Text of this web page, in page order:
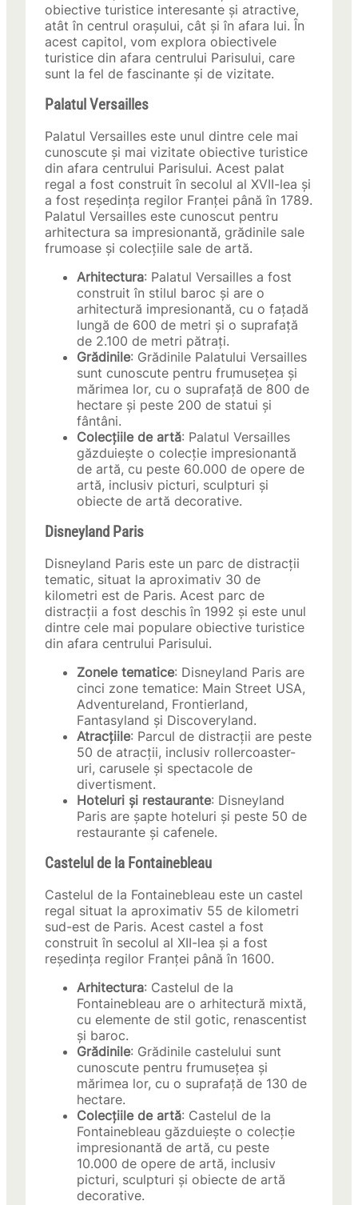
obiective turistice interesante și atractive,
atât în centrul orașului, cât și în afara lui. În
acest capitol, vom explora obiectivele
turistice din afara centrului Parisului, care
sunt la fel de fascinante și de vizitate.
Palatul Versailles
Palatul Versailles este unul dintre cele mai
cunoscute și mai vizitate obiective turistice
din afara centrului Parisului. Acest palat
regal a fost construit în secolul al XVII-lea și
a fost reședința regilor Franței până în 1789.
Palatul Versailles este cunoscut pentru
arhitectura sa impresionantă, grădinile sale
frumoase și colecțiile sale de artă.
Arhitectura: Palatul Versailles a fost
construit în stilul baroc și are o
arhitectură impresionantă, cu o fațadă
lungă de 600 de metri și o suprafață
de 2.100 de metri pătrați.
Grădinile: Grădinile Palatului Versailles
sunt cunoscute pentru frumusețea și
mărimea lor, cu o suprafață de 800 de
hectare și peste 200 de statui și
fântâni.
Colecțiile de artă: Palatul Versailles
găzduiește o colecție impresionantă
de artă, cu peste 60.000 de opere de
artă, inclusiv picturi, sculpturi și
obiecte de artă decorative.
Disneyland Paris
Disneyland Paris este un parc de distracții
tematic, situat la aproximativ 30 de
kilometri est de Paris. Acest parc de
distracții a fost deschis în 1992 și este unul
dintre cele mai populare obiective turistice
din afara centrului Parisului.
Zonele tematice: Disneyland Paris are
cinci zone tematice: Main Street USA,
Adventureland, Frontierland,
Fantasyland și Discoveryland.
Atracțiile: Parcul de distracții are peste
50 de atracții, inclusiv rollercoaster-
uri, carusele și spectacole de
divertisment.
Hoteluri și restaurante: Disneyland
Paris are șapte hoteluri și peste 50 de
restaurante și cafenele.
Castelul de la Fontainebleau
Castelul de la Fontainebleau este un castel
regal situat la aproximativ 55 de kilometri
sud-est de Paris. Acest castel a fost
construit în secolul al XII-lea și a fost
reședința regilor Franței până în 1600.
Arhitectura: Castelul de la
Fontainebleau are o arhitectură mixtă,
cu elemente de stil gotic, renascentist
și baroc.
Grădinile: Grădinile castelului sunt
cunoscute pentru frumusețea și
mărimea lor, cu o suprafață de 130 de
hectare.
Colecțiile de artă: Castelul de la
Fontainebleau găzduiește o colecție
impresionantă de artă, cu peste
10.000 de opere de artă, inclusiv
picturi, sculpturi și obiecte de artă
decorative.